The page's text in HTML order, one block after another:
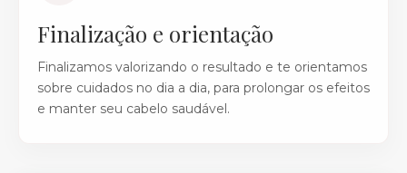
Finalização e orientação
Finalizamos valorizando o resultado e te orientamos
sobre cuidados no dia a dia, para prolongar os efeitos
e manter seu cabelo saudável.